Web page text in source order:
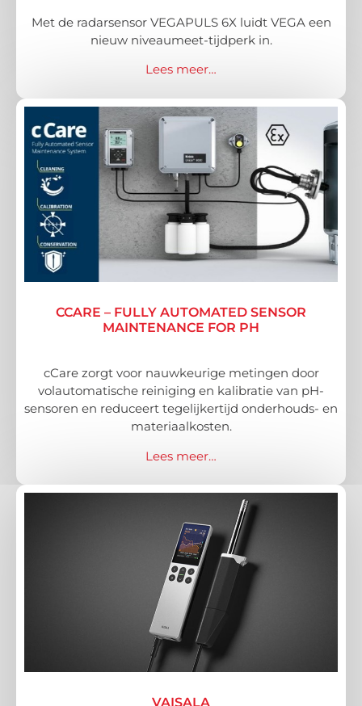
Met de radarsensor VEGAPULS 6X luidt VEGA een
nieuw niveaumeet-tijdperk in.
Lees meer…
CCARE – FULLY AUTOMATED SENSOR
MAINTENANCE FOR PH
cCare zorgt voor nauwkeurige metingen door
volautomatische reiniging en kalibratie van pH-
sensoren en reduceert tegelijkertijd onderhouds- en
materiaalkosten.
Lees meer…
VAISALA